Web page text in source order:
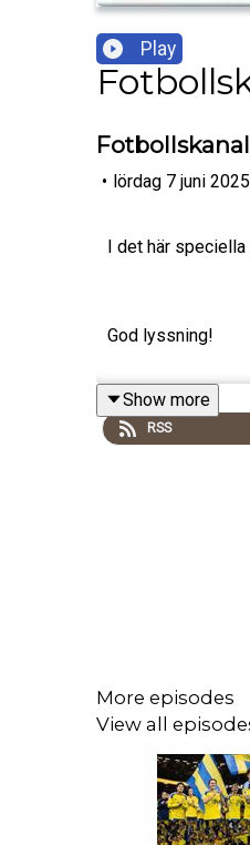
Play
• lördag 7 juni 2025
I det här speciella
God lyssning!
Show more
RSS
More episodes
View all